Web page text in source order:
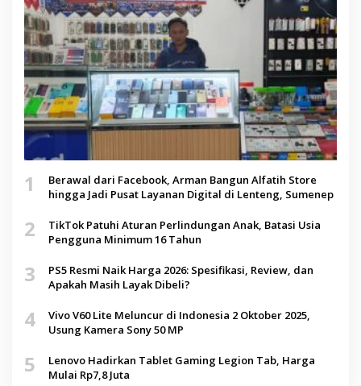
1
Berawal dari Facebook, Arman Bangun Alfatih Store
hingga Jadi Pusat Layanan Digital di Lenteng, Sumenep
2
TikTok Patuhi Aturan Perlindungan Anak, Batasi Usia
Pengguna Minimum 16 Tahun
3
PS5 Resmi Naik Harga 2026: Spesifikasi, Review, dan
Apakah Masih Layak Dibeli?
4
Vivo V60 Lite Meluncur di Indonesia 2 Oktober 2025,
Usung Kamera Sony 50 MP
5
Lenovo Hadirkan Tablet Gaming Legion Tab, Harga
Mulai Rp7,8 Juta